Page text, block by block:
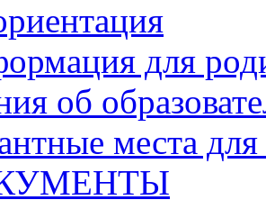
для
об
места